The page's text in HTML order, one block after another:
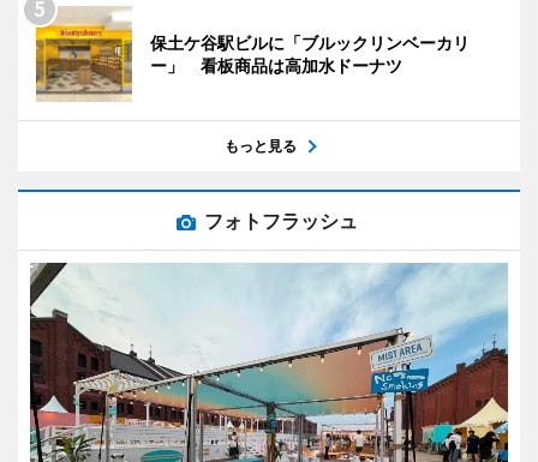
保土ケ谷駅ビルに「ブルックリンベーカリ
ー」 看板商品は高加水ドーナツ
もっと見る
フォトフラッシュ